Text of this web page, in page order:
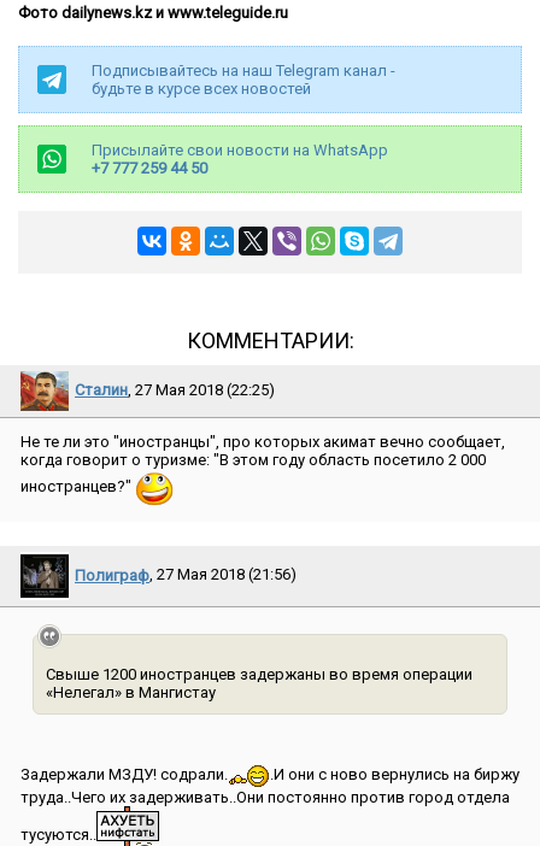
Фото dailynews.kz и www.teleguide.ru
Подписывайтесь на наш Telegram канал -
будьте в курсе всех новостей
Присылайте свои новости на WhatsApp
+7 777 259 44 50
КОММЕНТАРИИ:
Сталин, 27 Мая 2018 (22:25)
Не те ли это ″иностранцы″, про которых акимат вечно сообщает,
когда говорит о туризме: ″В этом году область посетило 2 000
иностранцев?″
Полиграф, 27 Мая 2018 (21:56)
Свыше 1200 иностранцев задержаны во время операции
«Нелегал» в Мангистау
Задержали МЗДУ! содрали.
.И они с ново вернулись на биржу
труда..Чего их задерживать..Они постоянно против город отдела
тусуются..